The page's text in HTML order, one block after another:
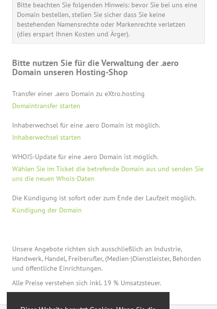
Bitte beachten Sie folgenden Hinweis: bevor Sie bei uns eine
Domain bestellen, stellen Sie sicher dass Sie keine
bestehenden Namensrechte oder Markenrechte verletzen
(dies erspart Ihnen Kosten und Ärger).
Bitte nutzen Sie für die Verwaltung der .aero
Domain unseren Hosting-Shop
Transfer einer .aero Domain zu eXtro.hosting
Domaintransfer starten
Inhaberwechsel für eine .aero Domain ist möglich.
Inhaberwechsel starten
WHOIS-Update für eine .aero Domain ist möglich.
Wählen Sie im Ticket die betrefende Domain aus und senden Sie
uns die neuen Whois-Daten
Die Kündigung ist sofort oder zum Ende der Laufzeit möglich.
Kündigung der Domain
Unsere Angebote richten sich ausschließlich an Industrie,
Handwerk, Handel, Freiberufler, (Medien-)Dienstleister, Behörden
und öffentliche Einrichtungen.
Alle Preise verstehen sich inkl. 19 % Umsatzsteuer.